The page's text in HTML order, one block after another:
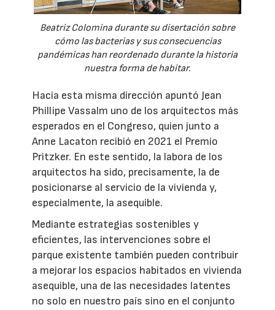
Beatriz Colomina durante su disertación sobre
cómo las bacterias y sus consecuencias
pandémicas han reordenado durante la historia
nuestra forma de habitar.
Hacia esta misma dirección apuntó Jean
Phillipe Vassalm uno de los arquitectos más
esperados en el Congreso, quien junto a
Anne Lacaton recibió en 2021 el Premio
Pritzker. En este sentido, la labora de los
arquitectos ha sido, precisamente, la de
posicionarse al servicio de la vivienda y,
especialmente, la asequible.
Mediante estrategias sostenibles y
eficientes, las intervenciones sobre el
parque existente también pueden contribuir
a mejorar los espacios habitados en vivienda
asequible, una de las necesidades latentes
no solo en nuestro país sino en el conjunto